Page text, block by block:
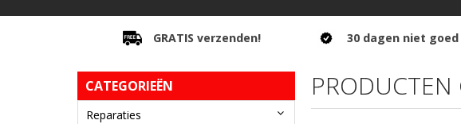
GRATIS verzenden! 30 dagen niet
CATEGORIEËN
Reparaties